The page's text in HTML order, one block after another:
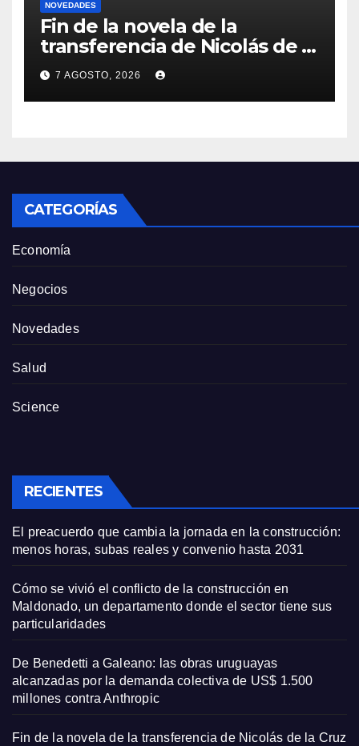
NOVEDADES
Fin de la novela de la
transferencia de Nicolás de la
Cruz a Peñarol: “La operación
no se podrá concretar en
este momento”
7 AGOSTO, 2026
CATEGORÍAS
Economía
Negocios
Novedades
Salud
Science
RECIENTES
El preacuerdo que cambia la jornada en la construcción:
menos horas, subas reales y convenio hasta 2031
Cómo se vivió el conflicto de la construcción en
Maldonado, un departamento donde el sector tiene sus
particularidades
De Benedetti a Galeano: las obras uruguayas
alcanzadas por la demanda colectiva de US$ 1.500
millones contra Anthropic
Fin de la novela de la transferencia de Nicolás de la Cruz